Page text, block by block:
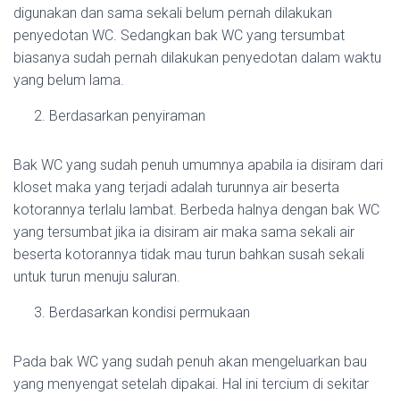
digunakan dan sama sekali belum pernah dilakukan
penyedotan WC. Sedangkan bak WC yang tersumbat
biasanya sudah pernah dilakukan penyedotan dalam waktu
yang belum lama.
Berdasarkan penyiraman
Bak WC yang sudah penuh umumnya apabila ia disiram dari
kloset maka yang terjadi adalah turunnya air beserta
kotorannya terlalu lambat. Berbeda halnya dengan bak WC
yang tersumbat jika ia disiram air maka sama sekali air
beserta kotorannya tidak mau turun bahkan susah sekali
untuk turun menuju saluran.
Berdasarkan kondisi permukaan
Pada bak WC yang sudah penuh akan mengeluarkan bau
yang menyengat setelah dipakai. Hal ini tercium di sekitar